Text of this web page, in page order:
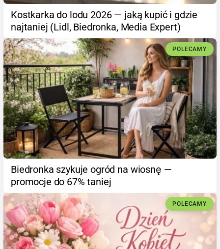
Kostkarka do lodu 2026 — jaką kupić i gdzie
najtaniej (Lidl, Biedronka, Media Expert)
POLECAMY
Biedronka szykuje ogród na wiosnę —
promocje do 67% taniej
POLECAMY